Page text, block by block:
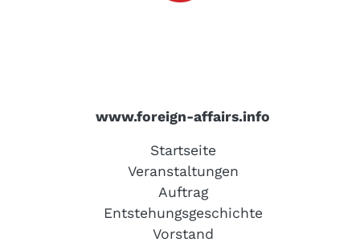
www.foreign-affairs.info
Startseite
Veranstaltungen
Auftrag
Entstehungsgeschichte
Vorstand